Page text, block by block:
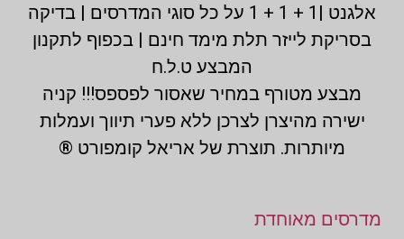
אלגנט |1 + 1 + 1 על כל סוגי המדרסים | בדיקה
בסריקת לייזר תלת מימד חינם | בכפוף לתקנון
המבצע ט.ל.ח
מבצע מטורף במחיר שאסור לפספס!!! קניה
ישירה מהיצרן לצרכן ללא פערי תיווך ועמלות
מיותרות. תוצרת של אריאל קומפורט ®
מדרסים מאוחדת